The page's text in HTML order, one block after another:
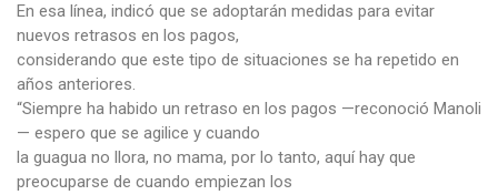
En esa línea, indicó que se adoptarán medidas para evitar
nuevos retrasos en los pagos,
considerando que este tipo de situaciones se ha repetido en
años anteriores.
“Siempre ha habido un retraso en los pagos —reconoció Manoli
— espero que se agilice y cuando
la guagua no llora, no mama, por lo tanto, aquí hay que
preocuparse de cuando empiezan los